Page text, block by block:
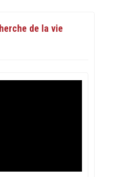
de la vie